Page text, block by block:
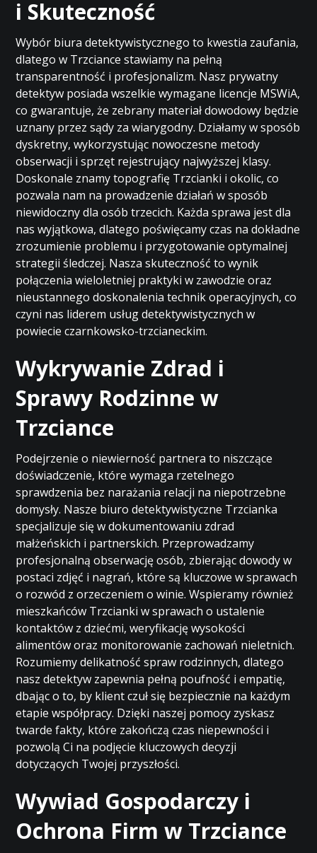
i Skuteczność
Wybór biura detektywistycznego to kwestia zaufania,
dlatego w Trzciance stawiamy na pełną
transparentność i profesjonalizm. Nasz prywatny
detektyw posiada wszelkie wymagane licencje MSWiA,
co gwarantuje, że zebrany materiał dowodowy będzie
uznany przez sądy za wiarygodny. Działamy w sposób
dyskretny, wykorzystując nowoczesne metody
obserwacji i sprzęt rejestrujący najwyższej klasy.
Doskonale znamy topografię Trzcianki i okolic, co
pozwala nam na prowadzenie działań w sposób
niewidoczny dla osób trzecich. Każda sprawa jest dla
nas wyjątkowa, dlatego poświęcamy czas na dokładne
zrozumienie problemu i przygotowanie optymalnej
strategii śledczej. Nasza skuteczność to wynik
połączenia wieloletniej praktyki w zawodzie oraz
nieustannego doskonalenia technik operacyjnych, co
czyni nas liderem usług detektywistycznych w
powiecie czarnkowsko-trzcianeckim.
Wykrywanie Zdrad i
Sprawy Rodzinne w
Trzciance
Podejrzenie o niewierność partnera to niszczące
doświadczenie, które wymaga rzetelnego
sprawdzenia bez narażania relacji na niepotrzebne
domysły. Nasze biuro detektywistyczne Trzcianka
specjalizuje się w dokumentowaniu zdrad
małżeńskich i partnerskich. Przeprowadzamy
profesjonalną obserwację osób, zbierając dowody w
postaci zdjęć i nagrań, które są kluczowe w sprawach
o rozwód z orzeczeniem o winie. Wspieramy również
mieszkańców Trzcianki w sprawach o ustalenie
kontaktów z dziećmi, weryfikację wysokości
alimentów oraz monitorowanie zachowań nieletnich.
Rozumiemy delikatność spraw rodzinnych, dlatego
nasz detektyw zapewnia pełną poufność i empatię,
dbając o to, by klient czuł się bezpiecznie na każdym
etapie współpracy. Dzięki naszej pomocy zyskasz
twarde fakty, które zakończą czas niepewności i
pozwolą Ci na podjęcie kluczowych decyzji
dotyczących Twojej przyszłości.
Wywiad Gospodarczy i
Ochrona Firm w Trzciance